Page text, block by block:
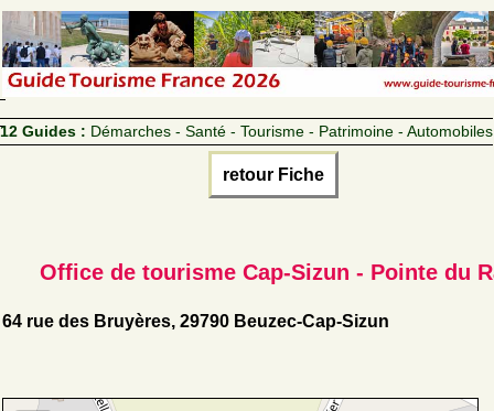
12 Guides : Démarches - Santé - Tourisme - Patrimoine - Automobiles
retour Fiche
Office de tourisme Cap-Sizun - Pointe du
64 rue des Bruyères, 29790 Beuzec-Cap-Sizun